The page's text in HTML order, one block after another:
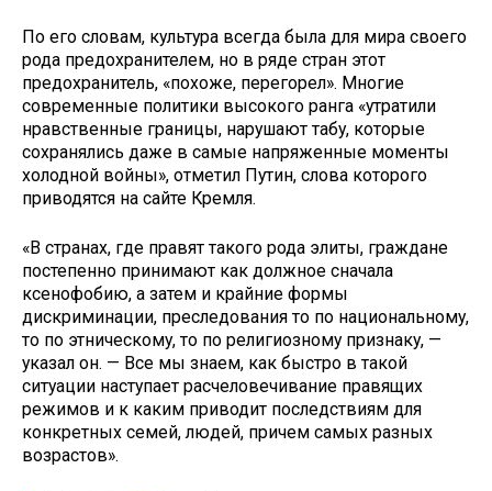
По его словам, культура всегда была для мира своего
рода предохранителем, но в ряде стран этот
предохранитель, «похоже, перегорел». Многие
современные политики высокого ранга «утратили
нравственные границы, нарушают табу, которые
сохранялись даже в самые напряженные моменты
холодной войны», отметил Путин, слова которого
приводятся на сайте Кремля.
«В странах, где правят такого рода элиты, граждане
постепенно принимают как должное сначала
ксенофобию, а затем и крайние формы
дискриминации, преследования то по национальному,
то по этническому, то по религиозному признаку, —
указал он. — Все мы знаем, как быстро в такой
ситуации наступает расчеловечивание правящих
режимов и к каким приводит последствиям для
конкретных семей, людей, причем самых разных
возрастов».